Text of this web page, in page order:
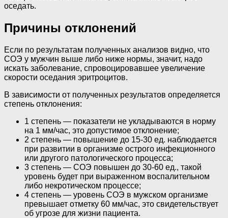
оседать.
Причины отклонений
Если по результатам полученных анализов видно, что
СОЭ у мужчин выше либо ниже нормы, значит, надо
искать заболевание, спровоцировавшее увеличение
скорости оседания эритроцитов.
В зависимости от полученных результатов определяется
степень отклонения:
1 степень — показатели не укладываются в норму
на 1 мм/час, это допустимое отклонение;
2 степень — повышение до 15-30 ед. наблюдается
при развитии в организме острого инфекционного
или другого патологического процесса;
3 степень — СОЭ повышен до 30-60 ед., такой
уровень будет при выраженном воспалительном
либо некротическом процессе;
4 степень — уровень СОЭ в мужском организме
превышает отметку 60 мм/час, это свидетельствует
об угрозе для жизни пациента.